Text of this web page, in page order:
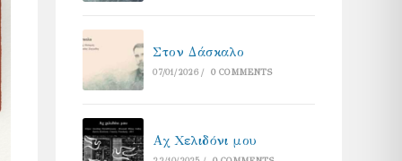
Στον Δάσκαλο
07/01/2026 / 0 COMMENTS
Αχ Χελιδόνι μου